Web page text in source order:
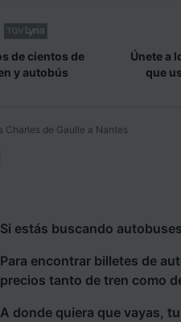
de cientos de
y autobús
Únete a
que
Charles de Gaulle a Nantes
Si estás buscando
Para encontrar billetes de
precios tanto de tren como
A donde quiera que vayas,